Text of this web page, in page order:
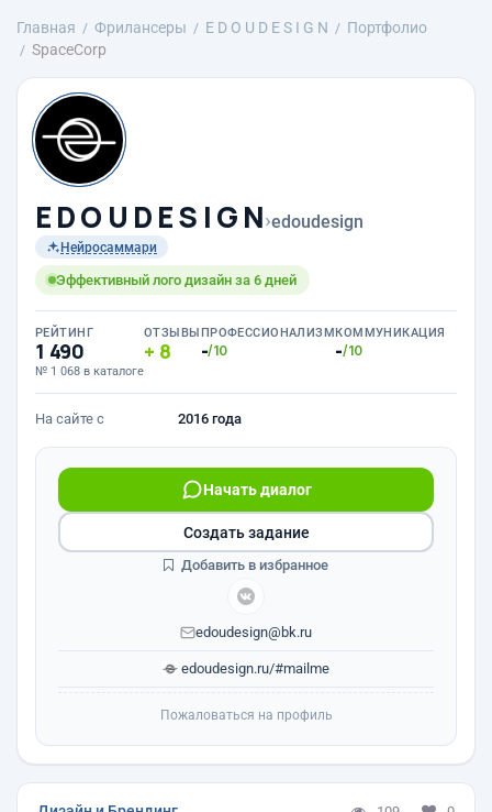
Главная Фрилансеры E D O U D E S I G N
Портфолио
SpaceCorp
E D O U D E S I G N›edoudesign
Нейросаммари
Эффективный лого дизайн за 6 дней
РЕЙТИНГ
1 490
№ 1 068 в каталоге
ОТЗЫВЫ
8
ПРОФЕССИОНАЛИЗМ
-/10
КОММУНИКАЦИЯ
-/10
На сайте с 2016 года
Начать диалог
edoudesign@bk.ru
edoudesign.ru/#mailme
Создать задание
Добавить в избранное
Пожаловаться на профиль